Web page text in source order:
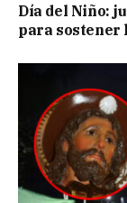
Día del Niño:
para sostener